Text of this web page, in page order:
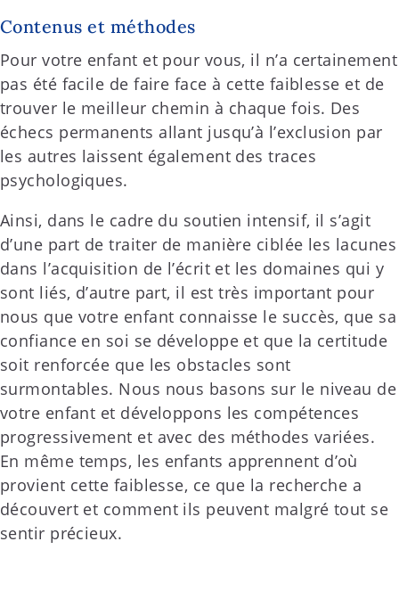
Contenus et méthodes
Pour votre enfant et pour vous, il n’a certainement
pas été facile de faire face à cette faiblesse et de
trouver le meilleur chemin à chaque fois. Des
échecs permanents allant jusqu’à l’exclusion par
les autres laissent également des traces
psychologiques.
Ainsi, dans le cadre du soutien intensif, il s’agit
d’une part de traiter de manière ciblée les lacunes
dans l’acquisition de l’écrit et les domaines qui y
sont liés, d’autre part, il est très important pour
nous que votre enfant connaisse le succès, que sa
confiance en soi se développe et que la certitude
soit renforcée que les obstacles sont
surmontables. Nous nous basons sur le niveau de
votre enfant et développons les compétences
progressivement et avec des méthodes variées.
En même temps, les enfants apprennent d’où
provient cette faiblesse, ce que la recherche a
découvert et comment ils peuvent malgré tout se
sentir précieux.